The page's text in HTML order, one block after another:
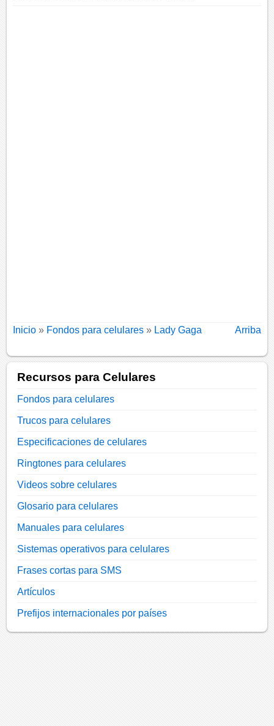
Inicio » Fondos para celulares » Lady Gaga Arriba
Recursos para Celulares
Fondos para celulares
Trucos para celulares
Especificaciones de celulares
Ringtones para celulares
Videos sobre celulares
Glosario para celulares
Manuales para celulares
Sistemas operativos para celulares
Frases cortas para SMS
Artículos
Prefijos internacionales por países